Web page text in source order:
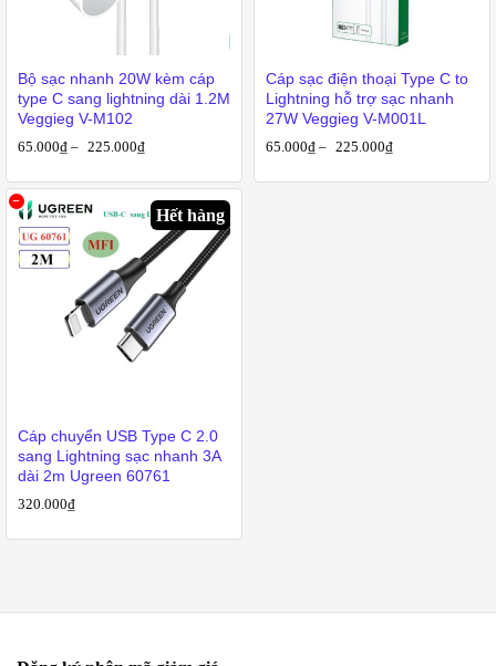
Bộ sạc nhanh 20W kèm cáp
type C sang lightning dài 1.2M
Veggieg V-M102
65.000₫ – 225.000₫
Cáp sạc điện thoại Type C to
Lightning hỗ trợ sạc nhanh
27W Veggieg V-M001L
65.000₫ – 225.000₫
Hết hàng
Cáp chuyển USB Type C 2.0
sang Lightning sạc nhanh 3A
dài 2m Ugreen 60761
320.000₫